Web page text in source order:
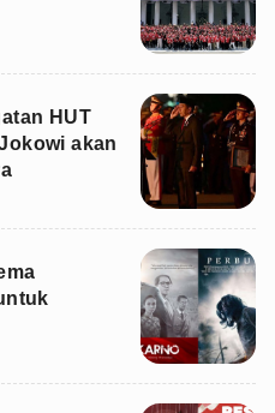
HUT
akan